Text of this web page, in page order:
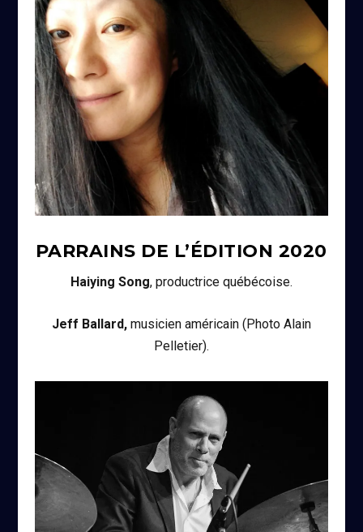
PARRAINS DE L’ÉDITION 2020
Haiying Song, productrice québécoise.
Jeff Ballard,musicien américain (Photo Alain
Pelletier).